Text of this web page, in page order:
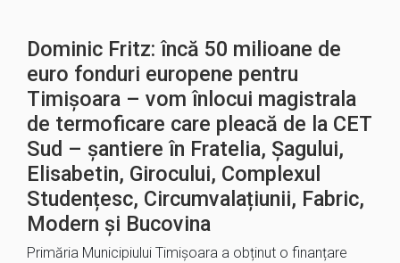
Dominic Fritz: încă 50 milioane de
euro fonduri europene pentru
Timișoara – vom înlocui magistrala
de termoficare care pleacă de la CET
Sud – șantiere în Fratelia, Șagului,
Elisabetin, Girocului, Complexul
Studențesc, Circumvalațiunii, Fabric,
Modern și Bucovina
Primăria Municipiului Timișoara a obținut o finanțare